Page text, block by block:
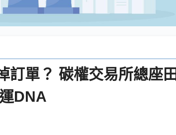
單？ 碳權交易所總座田
DNA